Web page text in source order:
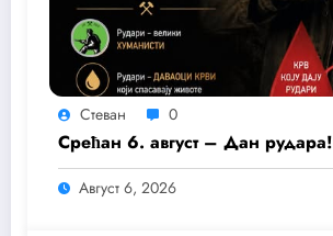
Стеван 0
Срећан 6. август – Дан рудара!
Август 6, 2026